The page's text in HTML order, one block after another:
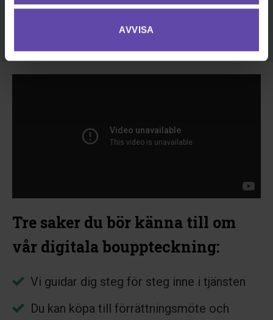
AVVISA
GÖR VÅRT TEST
Tre saker du bör känna till om
vår digitala bouppteckning:
Vi guidar dig steg för steg inne i tjänsten
Du kan köpa till förrättningsmöte och